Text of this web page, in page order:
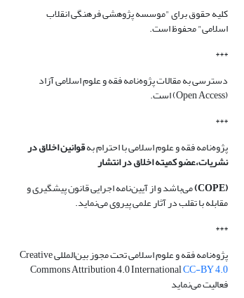
کلیه حقوق برای "موسسه پژوهشی فرهنگی انقلاب
اسلامی" محفوظ است.
***
دسترسی به مقالات پژوه‌نامه فقه و علوم اسلامی آزاد
(Open Access) است.
***
پژوه‌نامه فقه و علوم اسلامی با احترام بهقوانین اخلاق در
نشریات،عضو کمیته اخلاق در انتشار
(COPE)
می‌باشد و از آیین‌نامه اجرایی قانون پیشگیری و
مقابله با تقلب در آثار علمی پیروی می‌نماید.
***
پژوه‌نامه فقه و علوم اسلامی تحت مجوز بین‌المللی Creative
Commons Attribution 4.0 InternationalCC-BY 4.0
فعالیت می‌نماید